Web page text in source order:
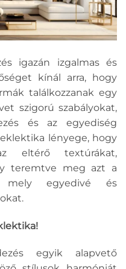
igazán izgalmas és
kínál arra, hogy
találkozzanak egy
szigorú szabályokat,
és az egyediség
lényege, hogy
eltérő textúrákat,
teremtve meg azt a
mely egyedivé és
egyik alapvető